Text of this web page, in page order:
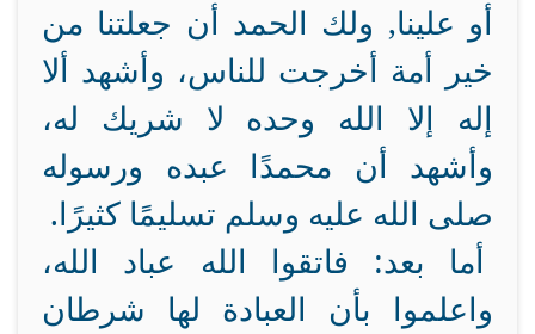
أو علينا, ولك الحمد أن جعلتنا من
خير أمة أخرجت للناس، وأشهد ألا
إله إلا الله وحده لا شريك له،
وأشهد أن محمدًا عبده ورسوله
صلى الله عليه وسلم تسليمًا كثيرًا.
أما بعد: فاتقوا الله عباد الله،
واعلموا بأن العبادة لها شرطان